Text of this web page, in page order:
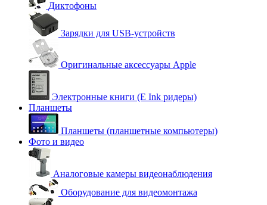
Диктофоны
Зарядки для USB-устройств
Оригинальные аксессуары Apple
Электронные книги (E Ink ридеры)
Планшеты
Планшеты (планшетные компьютеры)
Фото и видео
Аналоговые камеры видеонаблюдения
Оборудование для видеомонтажа